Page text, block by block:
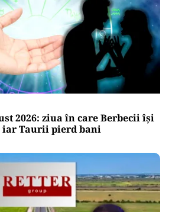
2026: ziua în care Berbecii își
iar Taurii pierd bani